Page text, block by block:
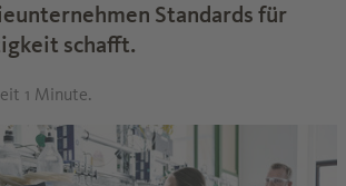
Standards für
schafft.
1 Minute.